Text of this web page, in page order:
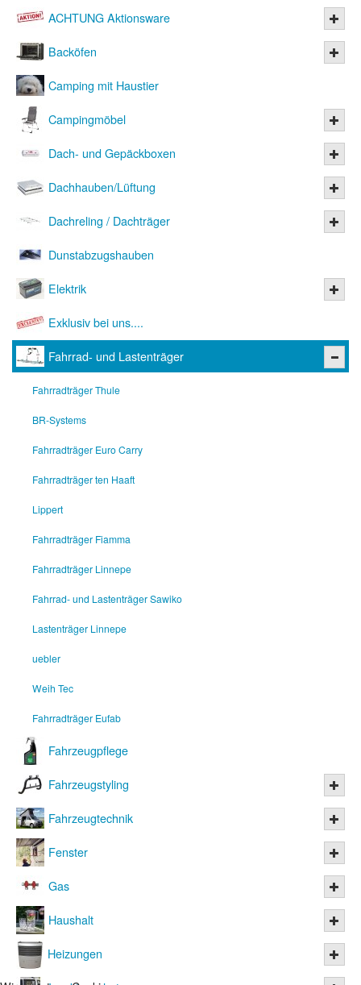
ACHTUNG Aktionsware
Backöfen
Camping mit Haustier
Campingmöbel
Dach- und Gepäckboxen
Dachhauben/Lüftung
Dachreling / Dachträger
Dunstabzugshauben
Elektrik
Exklusiv bei uns....
Fahrrad- und Lastenträger
Fahrradträger Thule
BR-Systems
Fahrradträger Euro Carry
Fahrradträger ten Haaft
Lippert
Fahrradträger Fiamma
Fahrradträger Linnepe
Fahrrad- und Lastenträger Sawiko
Lastenträger Linnepe
uebler
Weih Tec
Fahrradträger Eufab
Fahrzeugpflege
Fahrzeugstyling
Fahrzeugtechnik
Fenster
Gas
Haushalt
Heizungen